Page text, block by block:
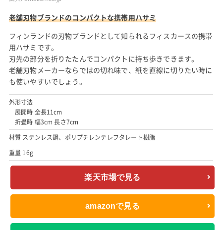
老舗刃物ブランドのコンパクトな携帯用ハサミ
フィンランドの刃物ブランドとして知られるフィスカースの携帯
用ハサミです。
刃先の部分を折りたたんでコンパクトに持ち歩きできます。
老舗刃物メーカーならではの切れ味で、紙を直線に切りたい時に
も使いやすいでしょう。
外形寸法
展開時 全長11cm
折畳時 幅3cm 長さ7cm
材質 ステンレス鋼、ポリプチレンテレフタレート樹脂
重量 16g
楽天市場で見る
amazonで見る